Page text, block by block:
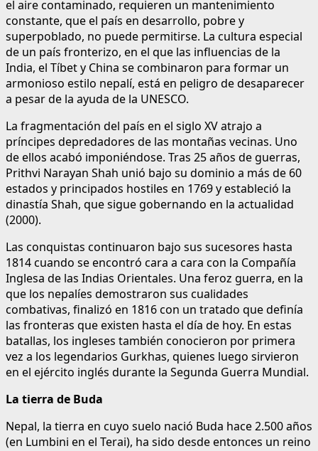
el aire contaminado, requieren un mantenimiento
constante, que el país en desarrollo, pobre y
superpoblado, no puede permitirse. La cultura especial
de un país fronterizo, en el que las influencias de la
India, el Tíbet y China se combinaron para formar un
armonioso estilo nepalí, está en peligro de desaparecer
a pesar de la ayuda de la UNESCO.
La fragmentación del país en el siglo XV atrajo a
príncipes depredadores de las montañas vecinas. Uno
de ellos acabó imponiéndose. Tras 25 años de guerras,
Prithvi Narayan Shah unió bajo su dominio a más de 60
estados y principados hostiles en 1769 y estableció la
dinastía Shah, que sigue gobernando en la actualidad
(2000).
Las conquistas continuaron bajo sus sucesores hasta
1814 cuando se encontró cara a cara con la Compañía
Inglesa de las Indias Orientales. Una feroz guerra, en la
que los nepalíes demostraron sus cualidades
combativas, finalizó en 1816 con un tratado que definía
las fronteras que existen hasta el día de hoy. En estas
batallas, los ingleses también conocieron por primera
vez a los legendarios Gurkhas, quienes luego sirvieron
en el ejército inglés durante la Segunda Guerra Mundial.
La tierra de Buda
Nepal, la tierra en cuyo suelo nació Buda hace 2.500 años
(en Lumbini en el Terai), ha sido desde entonces un reino